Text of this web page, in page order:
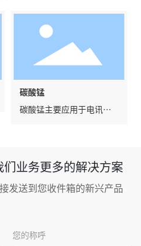
碳酸锰
碳酸锰主要应用于电讯器
剂、锰盐和催化剂制造的
原料。在肥料、医药、机
械零件和磷化处理中也需
要使用碳酸锰。农业用碳
业务更多的解决方案
发送到您收件箱的新兴产品
您的称呼